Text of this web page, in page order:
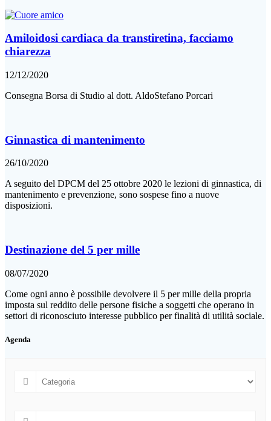
Amiloidosi cardiaca da transtiretina, facciamo
chiarezza
12/12/2020
Consegna Borsa di Studio al dott. AldoStefano Porcari
Ginnastica di mantenimento
26/10/2020
A seguito del DPCM del 25 ottobre 2020 le lezioni di ginnastica, di
mantenimento e prevenzione, sono sospese fino a nuove
disposizioni.
Destinazione del 5 per mille
08/07/2020
Come ogni anno è possibile devolvere il 5 per mille della propria
imposta sul reddito delle persone fisiche a soggetti che operano in
settori di riconosciuto interesse pubblico per finalità di utilità sociale.
Agenda